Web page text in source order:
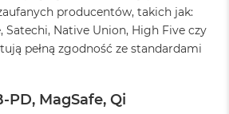
producentów, takich jak:
Satechi, Native Union, High Five czy
pełną zgodność ze standardami
PD, MagSafe, Qi